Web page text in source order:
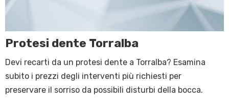
Protesi dente Torralba
Devi recarti da un protesi dente a Torralba? Esamina
subito i prezzi degli interventi più richiesti per
preservare il sorriso da possibili disturbi della bocca.